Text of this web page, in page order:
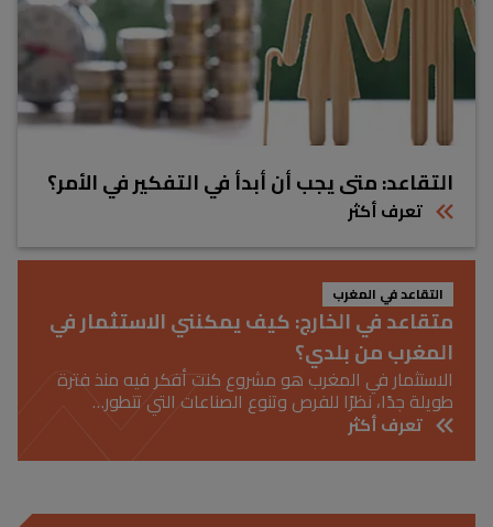
التقاعد: متى يجب أن أبدأ في التفكير في الأمر؟
تعرف أكثر
التقاعد في المغرب
متقاعد في الخارج: كيف يمكنني الاستثمار في
المغرب من بلدي؟
الاستثمار في المغرب هو مشروع كنت أفكر فيه منذ فترة
طويلة جدًا، نظرًا للفرص وتنوع الصناعات التي تتطور…
تعرف أكثر